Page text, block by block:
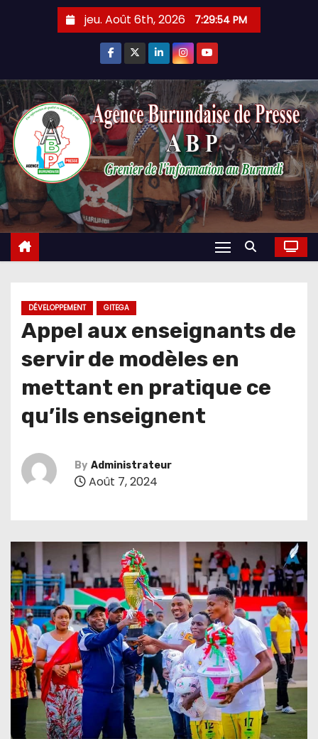
jeu. Août 6th, 2026 7:29:56 PM
DÉVELOPPEMENT GITEGA
Appel aux enseignants de
servir de modèles en
mettant en pratique ce
qu’ils enseignent
By Administrateur
Août 7, 2024